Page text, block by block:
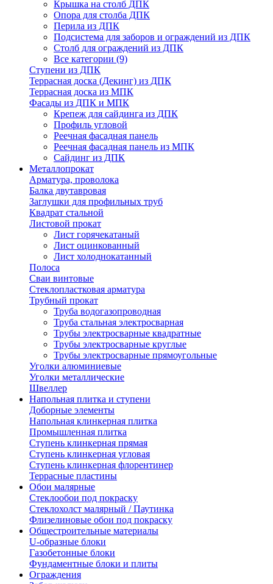
Крышка на столб ДПК
Опора для столба ДПК
Перила из ДПК
Подсистема для заборов и ограждений из ДПК
Столб для ограждений из ДПК
Все категории (9)
Ступени из ДПК
Террасная доска (Декинг) из ДПК
Террасная доска из МПК
Фасады из ДПК и МПК
Крепеж для сайдинга из ДПК
Профиль угловой
Реечная фасадная панель
Реечная фасадная панель из МПК
Сайдинг из ДПК
Металлопрокат
Арматура, проволока
Балка двутавровая
Заглушки для профильных труб
Квадрат стальной
Листовой прокат
Лист горячекатаный
Лист оцинкованный
Лист холоднокатанный
Полоса
Сваи винтовые
Стеклопластковая арматура
Трубный прокат
Труба водогазопроводная
Труба стальная электросварная
Трубы электросварные квадратные
Трубы электросварные круглые
Трубы электросварные прямоугольные
Уголки алюминиевые
Уголки металлические
Швеллер
Напольная плитка и ступени
Доборные элементы
Напольная клинкерная плитка
Промышленная плитка
Ступень клинкерная прямая
Ступень клинкерная угловая
Ступень клинкерная флорентинер
Террасные пластины
Обои малярные
Стеклообои под покраску
Стеклохолст малярный / Паутинка
Флизелиновые обои под покраску
Общестроительные материалы
U-образные блоки
Газобетонные блоки
Фундаментные блоки и плиты
Ограждения